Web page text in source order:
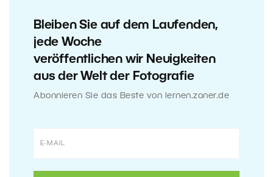
Bleiben Sie auf dem Laufenden,
jede Woche
veröffentlichen wir Neuigkeiten
aus der Welt der Fotografie
Abonnieren Sie das Beste von lernen.zoner.de